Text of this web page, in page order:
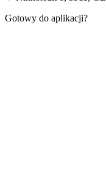
Gotowy do aplikacji?